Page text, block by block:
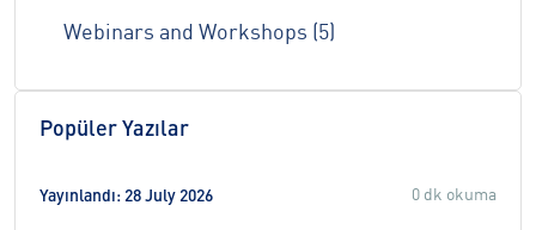
Webinars and Workshops (5)
Popüler Yazılar
Yayınlandı: 28 July 2026 0 dk okuma